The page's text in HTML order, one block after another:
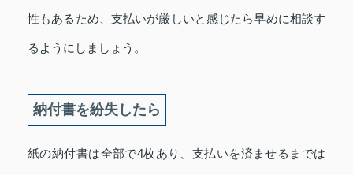
性もあるため、支払いが厳しいと感じたら早めに相談す
るようにしましょう。
納付書を紛失したら
紙の納付書は全部で4枚あり、支払いを済ませるまでは